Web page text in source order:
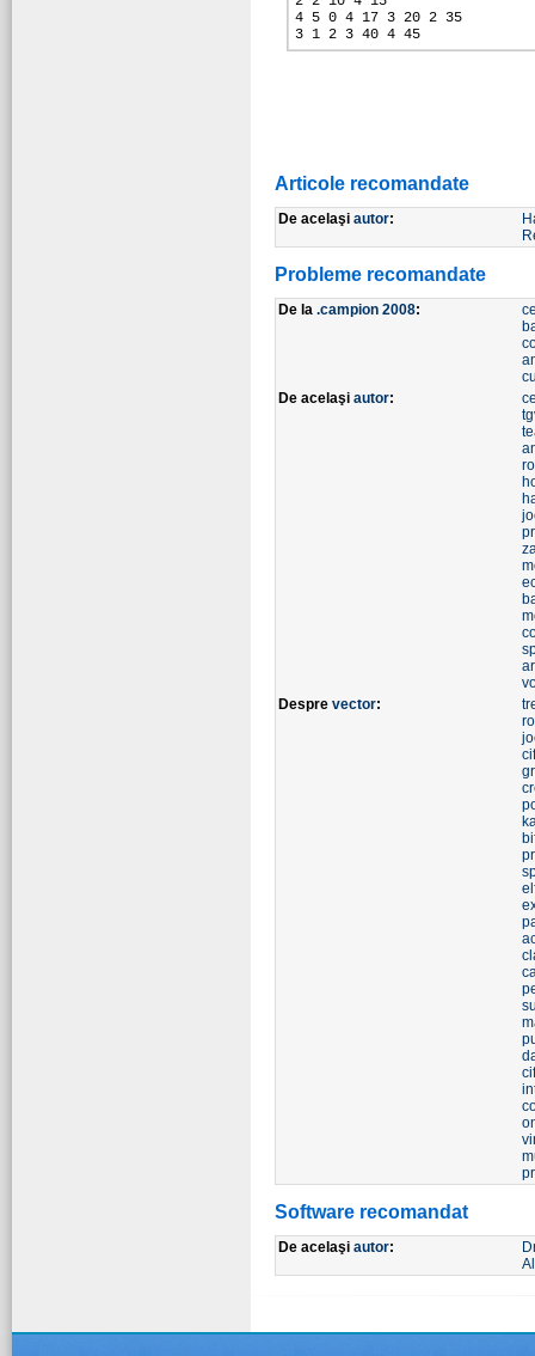
4 5 0 4 17 3 20 2 35
3 1 2 3 40 4 45
Articole recomandate
De acelaşi autor:
Probleme recomandate
De la .campion 2008:
De acelaşi autor:
Despre vector:
Software recomandat
De acelaşi autor: